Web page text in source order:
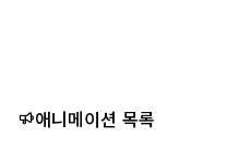
애니메이션 목록